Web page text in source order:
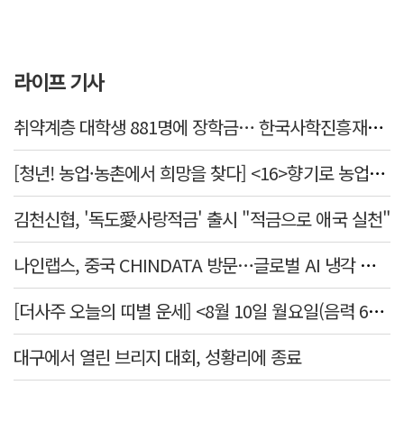
라이프 기사
취약계층 대학생 881명에 장학금… 한국사학진흥재단, 2억7천만원 지원
[청년! 농업·농촌에서 희망을 찾다] <16>향기로 농업을 전하다
김천신협, '독도愛사랑적금' 출시 "적금으로 애국 실천"
나인랩스, 중국 CHINDATA 방문…글로벌 AI 냉각 시장 공략
[더사주 오늘의 띠별 운세] <8월 10일 월요일(음력 6월28일)>
대구에서 열린 브리지 대회, 성황리에 종료